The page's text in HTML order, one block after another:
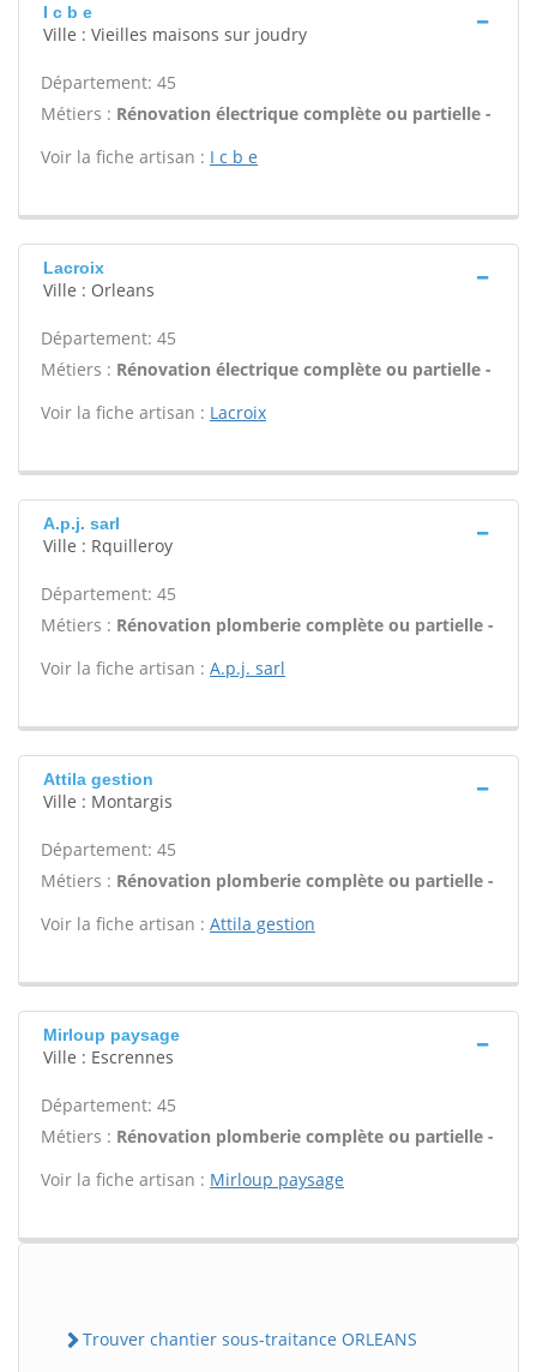
I c b e
Ville : Vieilles maisons sur joudry
Département: 45
Métiers : Rénovation électrique complète ou partielle -
Voir la fiche artisan : I c b e
Lacroix
Ville : Orleans
Département: 45
Métiers : Rénovation électrique complète ou partielle -
Voir la fiche artisan : Lacroix
A.p.j. sarl
Ville : Rquilleroy
Département: 45
Métiers : Rénovation plomberie complète ou partielle -
Voir la fiche artisan : A.p.j. sarl
Attila gestion
Ville : Montargis
Département: 45
Métiers : Rénovation plomberie complète ou partielle -
Voir la fiche artisan : Attila gestion
Mirloup paysage
Ville : Escrennes
Département: 45
Métiers : Rénovation plomberie complète ou partielle -
Voir la fiche artisan : Mirloup paysage
Trouver chantier sous-traitance ORLEANS